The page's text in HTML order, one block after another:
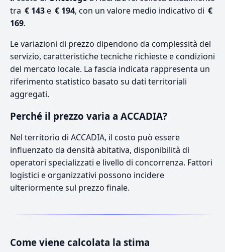
tra € 143e € 194, con un valore medio indicativo di €
169.
Le variazioni di prezzo dipendono da complessità del
servizio, caratteristiche tecniche richieste e condizioni
del mercato locale. La fascia indicata rappresenta un
riferimento statistico basato su dati territoriali
aggregati.
Perché il prezzo varia a ACCADIA?
Nel territorio di ACCADIA, il costo può essere
influenzato da densità abitativa, disponibilità di
operatori specializzati e livello di concorrenza. Fattori
logistici e organizzativi possono incidere
ulteriormente sul prezzo finale.
Come viene calcolata la stima